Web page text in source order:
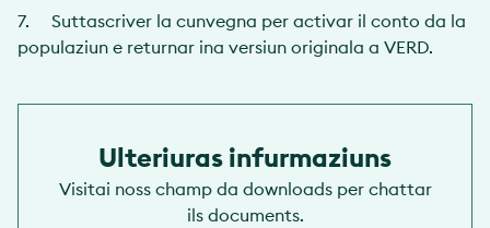
7. Suttascriver la cunvegna per activar il conto da la
populaziun e returnar ina versiun originala a VERD.
Ulteriuras infurmaziuns
Visitai noss champ da downloads per chattar
ils documents.